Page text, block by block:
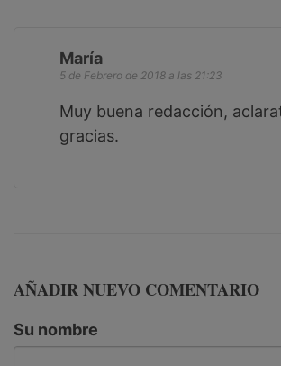
María
5 de Febrero de 2018 a las 21:23
Muy buena redacción,
gracias.
AÑADIR NUEVO COMENTARIO
Su nombre